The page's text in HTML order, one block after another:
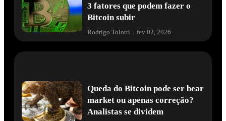
3 fatores que podem fazer o
Bitcoin subir
Rodrigo Tolotti fev 02, 2026
Queda do Bitcoin pode ser bear
market ou apenas correção?
Analistas se dividem